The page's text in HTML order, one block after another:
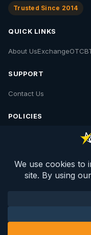
Trusted Since 2014
QUICK LINKS
About UsExchangeOTC
SUPPORT
Contact Us
POLICIES
Privacy Policy
© 2026 BV